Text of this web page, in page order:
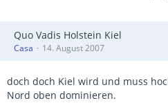
Quo Vadis Holstein Kiel
Casa 14. August 2007
doch doch Kiel wird und muss
Nord oben dominieren.